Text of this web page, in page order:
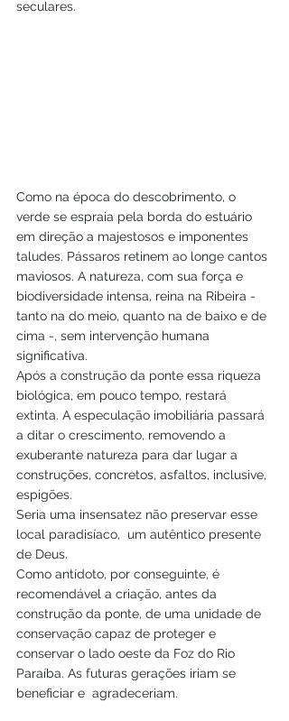
seculares.
Como na época do descobrimento, o
verde se espraia pela borda do estuário
em direção a majestosos e imponentes
taludes. Pássaros retinem ao longe cantos
maviosos. A natureza, com sua força e
biodiversidade intensa, reina na Ribeira -
tanto na do meio, quanto na de baixo e de
cima -, sem intervenção humana
significativa.
Após a construção da ponte essa riqueza
biológica, em pouco tempo, restará
extinta. A especulação imobiliária passará
a ditar o crescimento, removendo a
exuberante natureza para dar lugar a
construções, concretos, asfaltos, inclusive,
espigões.
Seria uma insensatez não preservar esse
local paradisíaco,  um autêntico presente
de Deus.
Como antídoto, por conseguinte, é
recomendável a criação, antes da
construção da ponte, de uma unidade de
conservação capaz de proteger e
conservar o lado oeste da Foz do Rio
Paraíba. As futuras gerações iriam se
beneficiar e  agradeceriam.